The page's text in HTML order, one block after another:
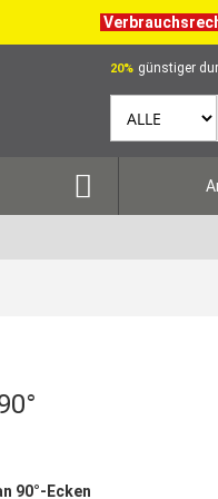
20% günstiger
90°-Ecken